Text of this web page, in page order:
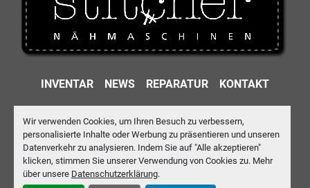
Wir verwenden Cookies, um Ihren Besuch zu verbessern,
personalisierte Inhalte oder Werbung zu präsentieren und unseren
Datenverkehr zu analysieren. Indem Sie auf "Alle akzeptieren"
klicken, stimmen Sie unserer Verwendung von Cookies zu. Mehr
über unsere Datenschutzerklärung.
INVENTAR NEWS REPARATUR KONTAKT
Machinio System-Website vonMachinio
Cookie-Einstellungen